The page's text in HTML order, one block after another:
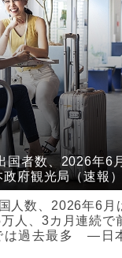
国者数、2026年6
府観光局（速報）
人数、2026年6月
人、3カ月連続で
は過去最多 ―日